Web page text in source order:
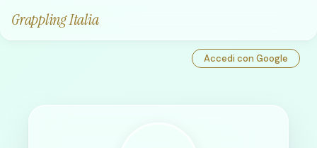
Grappling Italia
Accedi con Google